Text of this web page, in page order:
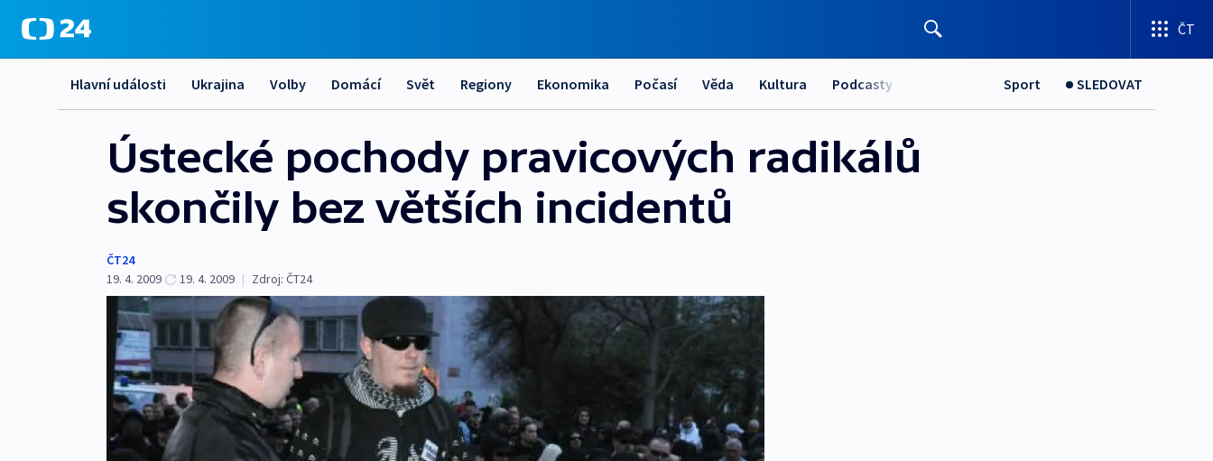
ČT
Hlavní události Ukrajina Volby Domácí Svět Regiony Ekonomika Počasí Věda Kultura Podcasty Sport SLEDOVAT
Ústecké pochody pravicových radikálů
skončily bez větších incidentů
ČT24
19. 4. 2009
19. 4. 2009 | Zdroj: ČT24